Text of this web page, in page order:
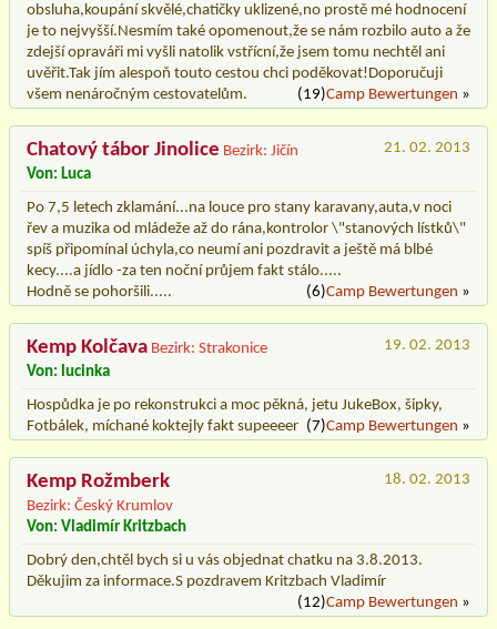
obsluha,koupání skvělé,chatičky uklizené,no prostě mé hodnocení
je to nejvyšší.Nesmím také opomenout,že se nám rozbilo auto a že
zdejší opraváři mi vyšli natolik vstřícní,že jsem tomu nechtěl ani
uvěřit.Tak jím alespoň touto cestou chci poděkovat!Doporučuji
všem nenáročným cestovatelům.
(19)Camp Bewertungen »
Chatový tábor Jinolice Bezirk: Jičín
21. 02. 2013
Von: Luca
Po 7,5 letech zklamání...na louce pro stany karavany,auta,v noci
řev a muzika od mládeže až do rána,kontrolor \"stanových lístků\"
spíš připomínal úchyla,co neumí ani pozdravit a ještě má blbé
kecy....a jídlo -za ten noční průjem fakt stálo.....
Hodně se pohoršili.....
(6)Camp Bewertungen »
Kemp Kolčava Bezirk: Strakonice
19. 02. 2013
Von: lucinka
Hospůdka je po rekonstrukci a moc pěkná, jetu JukeBox, šipky,
Fotbálek, míchané koktejly fakt supeeeer (7)Camp Bewertungen »
Kemp Rožmberk
Bezirk: Český Krumlov
18. 02. 2013
Von: Vladimír Kritzbach
Dobrý den,chtěl bych si u vás objednat chatku na 3.8.2013.
Děkujim za informace.S pozdravem Kritzbach Vladimír
(12)Camp Bewertungen »